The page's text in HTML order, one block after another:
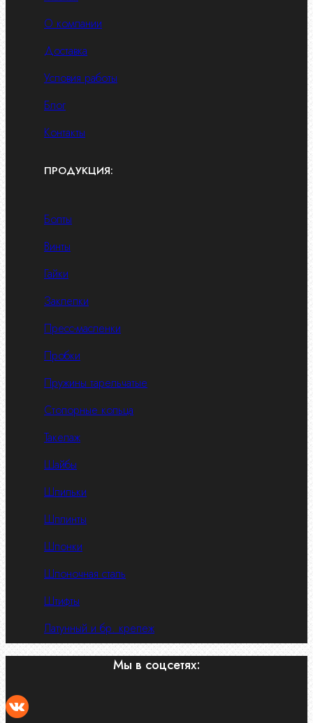
О компании
Доставка
Условия работы
Блог
Контакты
ПРОДУКЦИЯ:
Болты
Винты
Гайки
Заклепки
Пресс-масленки
Пробки
Пружины тарельчатые
Стопорные кольца
Такелаж
Шайбы
Шпильки
Шплинты
Шпонки
Шпоночная сталь
Штифты
Латунный и бр. крепеж
Мы в соцсетях: